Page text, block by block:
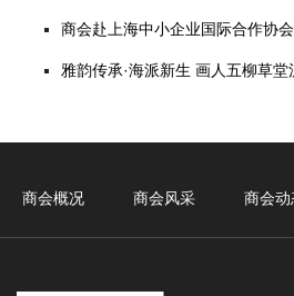
商会赴上海中小企业国际合作协
雅韵传承·海派新生 画人五柳草
商会概况 商会风采 商会动